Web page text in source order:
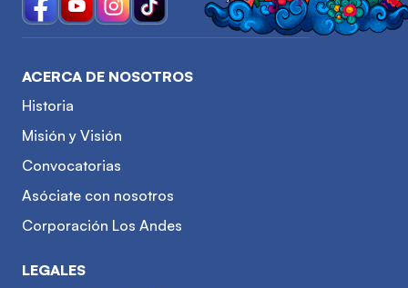
ACERCA DE NOSOTROS
Historia
Misión y Visión
Convocatorias
Asóciate con nosotros
Corporación Los Andes
LEGALES